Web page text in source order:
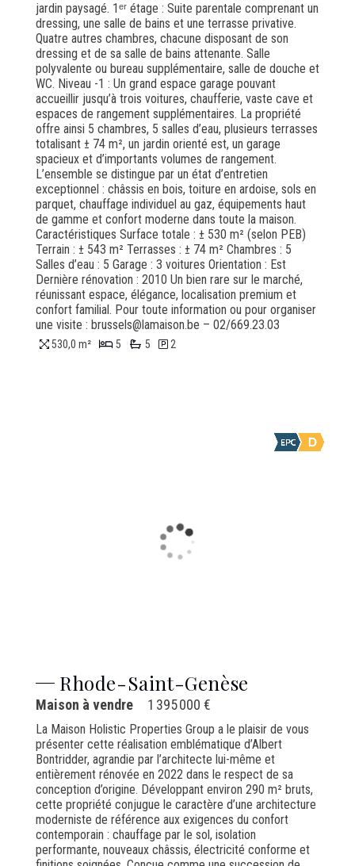
jardin paysagé. 1ᵉʳ étage : Suite parentale comprenant un
dressing, une salle de bains et une terrasse privative.
Quatre autres chambres, chacune disposant de son
dressing et de sa salle de bains attenante. Salle
polyvalente ou bureau supplémentaire, salle de douche et
WC. Niveau -1 : Un grand espace garage pouvant
accueillir jusqu’à trois voitures, chaufferie, vaste cave et
espaces de rangement supplémentaires. La propriété
offre ainsi 5 chambres, 5 salles d’eau, plusieurs terrasses
totalisant ± 74 m², un jardin orienté est, un garage
spacieux et d’importants volumes de rangement.
L’ensemble se distingue par un état d’entretien
exceptionnel : châssis en bois, toiture en ardoise, sols en
parquet, chauffage individuel au gaz, équipements haut
de gamme et confort moderne dans toute la maison.
Caractéristiques Surface totale : ± 530 m² (selon PEB)
Terrain : ± 543 m² Terrasses : ± 74 m² Chambres : 5
Salles d’eau : 5 Garage : 3 voitures Orientation : Est
Dernière rénovation : 2010 Un bien rare sur le marché,
réunissant espace, élégance, localisation premium et
confort familial. Pour toute information ou pour organiser
une visite : brussels@lamaison.be – 02/669.23.03
530,0 m² 5 5 2
Rhode-Saint-Genèse
1 395 000 €
Maison à vendre
La Maison Holistic Properties Group a le plaisir de vous
présenter cette réalisation emblématique d’Albert
Bontridder, agrandie par l’architecte lui-même et
entièrement rénovée en 2022 dans le respect de sa
conception d’origine. Développant environ 290 m² bruts,
cette propriété conjugue le caractère d’une architecture
moderniste de référence aux exigences du confort
contemporain : chauffage par le sol, isolation
performante, nouveaux châssis, électricité conforme et